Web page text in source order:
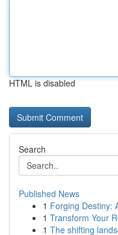
HTML is disabled
Search
Published News
1 Forging Destiny:
1 Transform Your
1 The shifting